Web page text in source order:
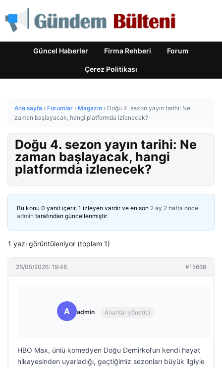
Güncel Haberler Firma Rehberi Forum
Çerez Politikası
Ana sayfa › Forumlar › Magazin › Doğu 4. sezon yayın tarihi: Ne
zaman başlayacak, hangi platformda izlenecek?
Doğu 4. sezon yayın tarihi: Ne
zaman başlayacak, hangi
platformda izlenecek?
Bu konu 0 yanıt içerir, 1 izleyen vardır ve en son 2 ay 2 hafta önce
admin tarafından güncellenmiştir.
1 yazı görüntüleniyor (toplam 1)
26/05/2026: 19:46 #15668
A admin Anahtar yönetici
HBO Max, ünlü komedyen Doğu Demirkol’un kendi hayat
hikayesinden uyarladığı, geçtiğimiz sezonları büyük ilgiyle